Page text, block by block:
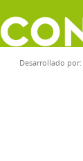
Desarrollado por: